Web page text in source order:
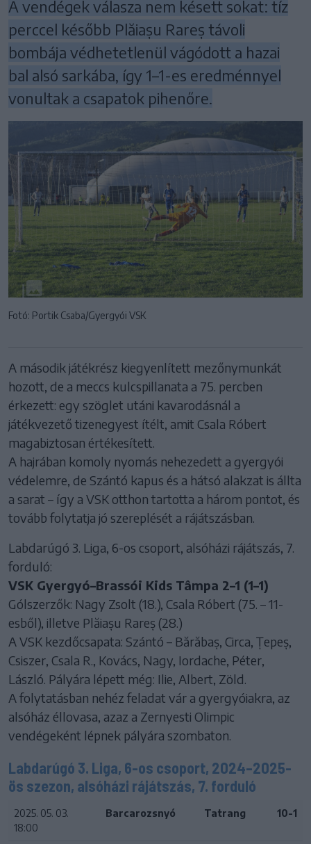
A vendégek válasza nem késett sokat: tíz
perccel később Plăiașu Rareș távoli
bombája védhetetlenül vágódott a hazai
bal alsó sarkába, így 1–1-es eredménnyel
vonultak a csapatok pihenőre.
Fotó: Portik Csaba/Gyergyói VSK
A második játékrész kiegyenlített mezőnymunkát
hozott, de a meccs kulcspillanata a 75. percben
érkezett: egy szöglet utáni kavarodásnál a
játékvezető tizenegyest ítélt, amit Csala Róbert
magabiztosan értékesített.
A hajrában komoly nyomás nehezedett a gyergyói
védelemre, de Szántó kapus és a hátsó alakzat is állta
a sarat – így a VSK otthon tartotta a három pontot, és
tovább folytatja jó szereplését a rájátszásban.
Labdarúgó 3. Liga, 6-os csoport, alsóházi rájátszás, 7.
forduló:
VSK Gyergyó–Brassói Kids Tâmpa 2–1 (1–1)
Gólszerzők: Nagy Zsolt (18.), Csala Róbert (75. – 11-
esből), illetve Plăiașu Rareș (28.)
A VSK kezdőcsapata: Szántó – Bărăbaș, Circa, Țepeș,
Csiszer, Csala R., Kovács, Nagy, Iordache, Péter,
László. Pályára lépett még: Ilie, Albert, Zöld.
A folytatásban nehéz feladat vár a gyergyóiakra, az
alsóház éllovasa, azaz a Zernyesti Olimpic
vendégeként lépnek pályára szombaton.
Labdarúgó 3. Liga, 6-os csoport, 2024–2025-
ös szezon, alsóházi rájátszás, 7. forduló
2025. 05. 03.
18:00
Barcarozsnyó Tatrang 10-1